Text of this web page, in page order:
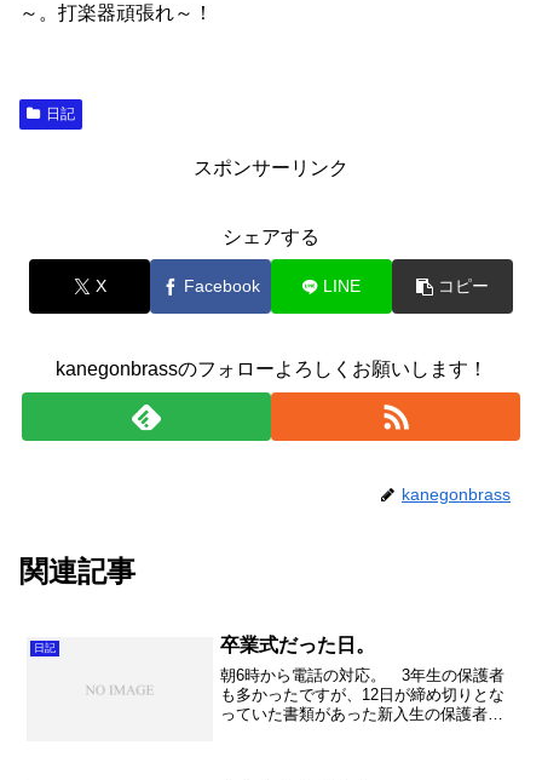
～。打楽器頑張れ～！
日記
スポンサーリンク
シェアする
X Facebook LINE コピー
kanegonbrassのフォローよろしくお願いします！
kanegonbrass
関連記事
日記 卒業式だった日。
朝6時から電話の対応。 3年生の保護者
も多かったですが、12日が締め切りとな
っていた書類があった新入生の保護者か